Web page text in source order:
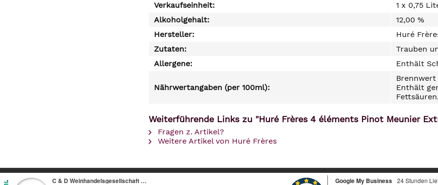
Verkaufseinheit:
1 x 0,75
Alkoholgehalt:
12,00 %
Hersteller:
Huré
Zutaten:
Trauben
Allergene:
Enthält
Nährwertangaben (per 100ml):
Brennwert
Enthält
Weiterführende Links zu "Huré Frères 4 éléments Pinot Meunier
Fragen z. Artikel?
Weitere Artikel von Huré Frères